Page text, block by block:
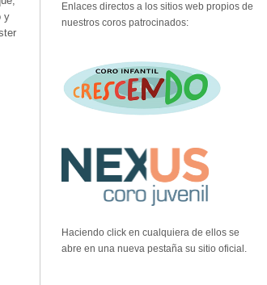
y
Enlaces directos a los sitios web propios de
nuestros coros patrocinados:
Haciendo click en cualquiera de ellos se
abre en una nueva pestaña su sitio oficial.